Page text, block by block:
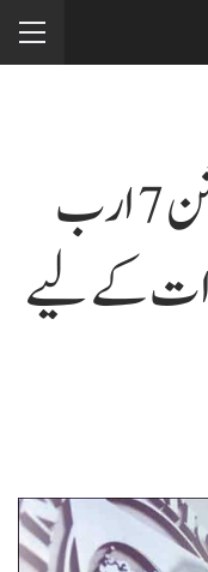
آئی ایم ایف ا جائزہ مشن 7 ارب
کے لیے